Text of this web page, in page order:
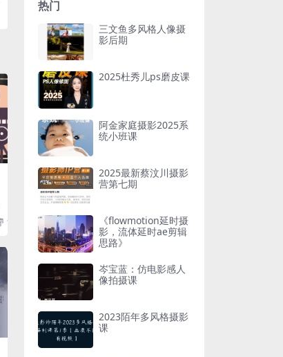
12.9
热门
三文鱼多风格人像摄
影后期
2025杜秀儿ps磨皮课
阿金家庭摄影2025系
统小班课
2025最新蔡汶川摄影
营第七期
《flowmotion延时摄
影，流体延时ae剪辑
思路》
岑宝蓝：仿电影感人
像拍摄课
2023陌年多风格摄影
课